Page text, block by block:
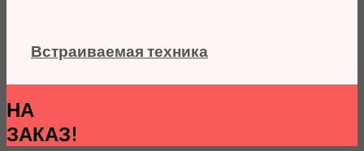
Встраиваемая техника
НА
ЗАКАЗ!